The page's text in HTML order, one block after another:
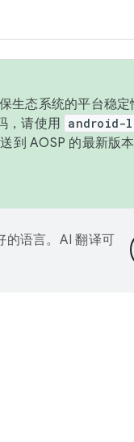
生态系统的平台稳
，请使用 android-
到 AOSP 的最新版
的语言。AI 翻译可